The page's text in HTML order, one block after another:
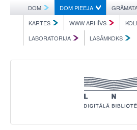
DOM DOM PIEEJA
KARTES
WWW ARHĪVS
LABORATORIJA
LASĀMKOKS